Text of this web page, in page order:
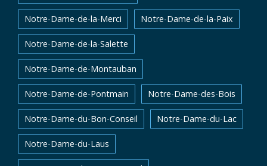
Notre-Dame-de-la-Merci Notre-Dame-de-la-Paix
Notre-Dame-de-la-Salette
Notre-Dame-de-Montauban
Notre-Dame-de-Pontmain Notre-Dame-des-Bois
Notre-Dame-du-Bon-Conseil Notre-Dame-du-Lac
Notre-Dame-du-Laus